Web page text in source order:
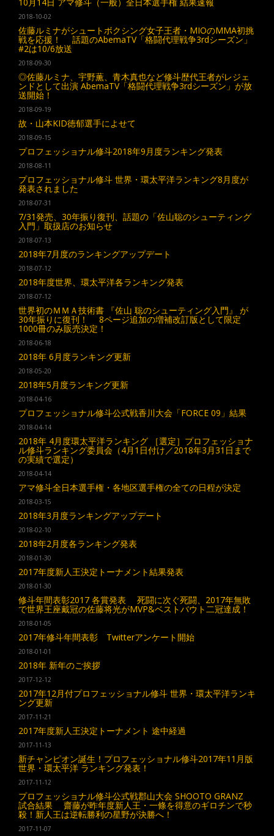
2018-10-02
佐藤ルミナがシュートボクシング女子王者・MIOのMMA初挑
戦を応援！ 話題のAbemaTV「格闘代理戦争3rdシーズン」
#2は10/6放送
2018-09-30
◎佐藤ルミナ、宇野薫、青木真也など修斗歴代王者がレジェ
ンドとして出演 AbemaTV「格闘代理戦争3rdシーズン」が放
送開始！
2018-09-19
故・山本KID徳郁選手によせて
2018-09-15
プロフェッショナル修斗2018年9月度ランキング発表
2018-08-11
プロフェッショナル修斗 世界・環太平洋ランキング8月度が
発表されました
2018-07-31
7/31発売、30年振り復刊、話題の「佐山聡のシューティング
入門」取扱店のお知らせ
2018-07-13
2018年7月度のランキングアップデート
2018-07-12
2018年度世界、環太平洋各ランキング発表
2018-07-12
世界初のＭＭＡ技術書 『佐山 聡のシューティング入門』 が
30年振りに復刊！ 8ページ追加の増補改訂版として限定
1000冊のみ販売決定！
2018-06-18
2018年 6月度ランキング更新
2018-05-20
2018年5月度ランキング更新
2018-04-16
プロフェッショナル修斗公式戦香川大会「FORCE 09」結果
2018-04-14
2018年 4月度環太平洋ランキング ［選定］プロフェッショナ
ル修斗ランキング委員会（4月1日付け／2018年3月31日まで
の実績で選定）
2018-04-14
アマ修斗全日本選手権・各地区選手権の全ての日程が決定
2018-03-15
2018年3月度ランキングアップデート
2018-02-10
2018年2月度各ランキング発表
2018-01-30
2017年度新人王決定トーナメント結果発表
2018-01-30
修斗年間表彰2017 各賞発表 死闘に次ぐ死闘、2017年無敗
で世界王座戴冠の佐藤将光がMVP&ベストバウト二冠達成！
2018-01-05
2017年修斗年間表彰 Twitterアンケート開始
2018-01-01
2018年 新年のご挨拶
2017-12-12
2017年12月付プロフェッショナル修斗 世界・環太平洋ランキ
ング更新
2017-11-21
2017年度新人王決定トーナメント 途中経過
2017-11-13
新チャンピオン誕生！プロフェッショナル修斗2017年11月版
世界・環太平洋 ランキング発表！
2017-11-12
プロフェッショナル修斗公式戦郡山大会 SHOOTO GRANZ
試合結果 齋藤が昨年度新人王・一條を得意のギロチンで秒
殺！新人王は逆転勝利の星野が決勝へ！
2017-11-07